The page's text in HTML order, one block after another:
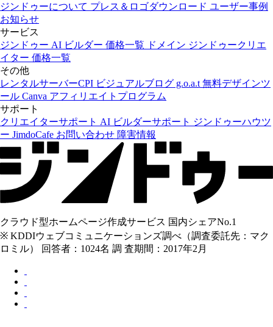
ジンドゥーについて プレス＆ロゴダウンロード ユーザー事例
お知らせ
サービス
ジンドゥー AI ビルダー 価格一覧 ドメイン ジンドゥークリエ
イター 価格一覧
その他
レンタルサーバーCPI ビジュアルブログ g.o.a.t 無料デザインツ
ール Canva アフィリエイトプログラム
サポート
クリエイターサポート AI ビルダーサポート ジンドゥーハウツ
ー JimdoCafe お問い合わせ 障害情報
クラウド型ホームページ作成サービス 国内シェアNo.1
※ KDDIウェブコミュニケーションズ調べ（調査委託先：マク
ロミル） 回答者：1024名 調 査期間：2017年2月